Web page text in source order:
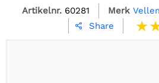
Artikelnr. 60281 Merk
 Share